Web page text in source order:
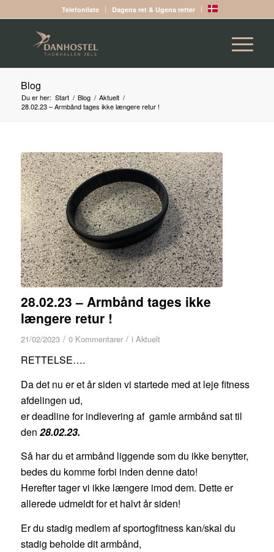
Telefonliste Dagens ret & Ugens retter
Blog
Du er her: Start / Blog / Aktuelt /
28.02.23 – Armbånd tages ikke længere retur !
28.02.23 – Armbånd tages ikke
længere retur !
21/02/2023 / 0 Kommentarer / i Aktuelt
RETTELSE….
Da det nu er et år siden vi startede med at leje fitness
afdelingen ud,
er deadline for indlevering af gamle armbånd sat til
den 28.02.23.
Så har du et armbånd liggende som du ikke benytter,
bedes du komme forbi inden denne dato!
Herefter tager vi ikke længere imod dem. Dette er
allerede udmeldt for et halvt år siden!
Er du stadig medlem af sportogfitness kan/skal du
stadig beholde dit armbånd,